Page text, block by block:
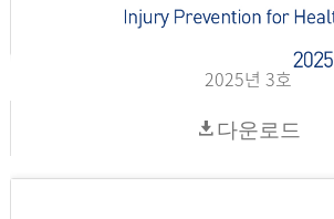
2025년 3호
다운로드